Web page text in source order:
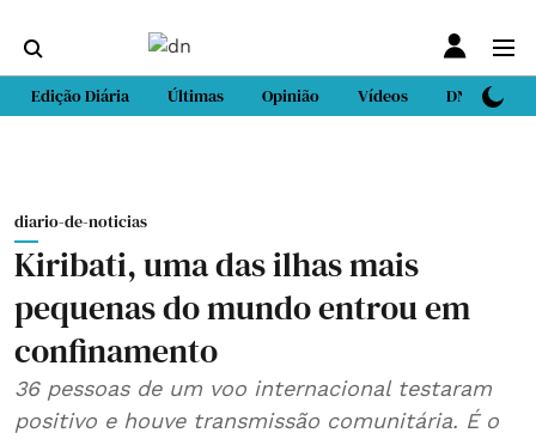
Edição Diária Últimas Opinião Vídeos DN Sport
diario-de-noticias
Kiribati, uma das ilhas mais
pequenas do mundo entrou em
confinamento
36 pessoas de um voo internacional testaram
positivo e houve transmissão comunitária. É o